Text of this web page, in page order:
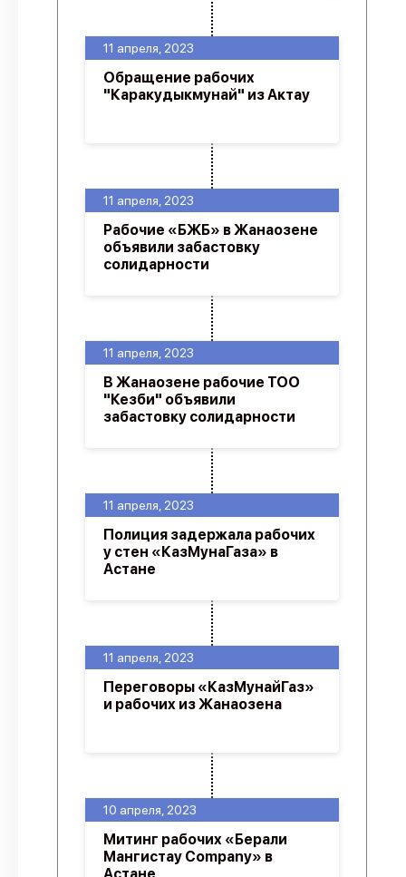
10 апреля, 2023
Митинг рабочих «Берали
Мангистау Company» в
11 апреля, 2023
Переговоры «КазМунайГаз»
и рабочих из Жанаозена
11 апреля, 2023
Полиция задержала рабочих
у стен «КазМунаГаза» в
Астане
11 апреля, 2023
В Жанаозене рабочие ТОО
"Кезби" объявили
забастовку солидарности
11 апреля, 2023
Рабочие «БЖБ» в Жанаозене
объявили забастовку
солидарности
11 апреля, 2023
Обращение рабочих
"Каракудыкмунай" из Актау